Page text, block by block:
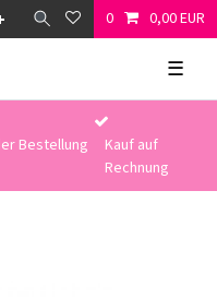
0 0,00 EUR
☰
Bestellung
Kauf auf
Rechnung